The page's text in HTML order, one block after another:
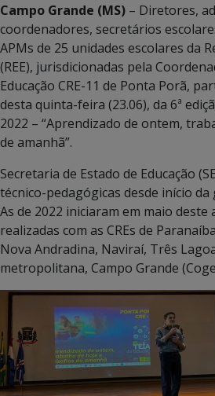
Campo Grande (MS) – Diretores,
coordenadores, secretários
APMs de 25 unidades escolares da
(REE), jurisdicionadas pela
Educação CRE-11 de Ponta Porã,
desta quinta-feira (23.06), da 6ª
2022 – “Aprendizado de ontem,
de amanhã”.
Secretaria de Estado de Educação
técnico-pedagógicas desde início
As de 2022 iniciaram em maio deste
realizadas com as CREs de
Nova Andradina, Naviraí, Três
metropolitana, Campo Grande